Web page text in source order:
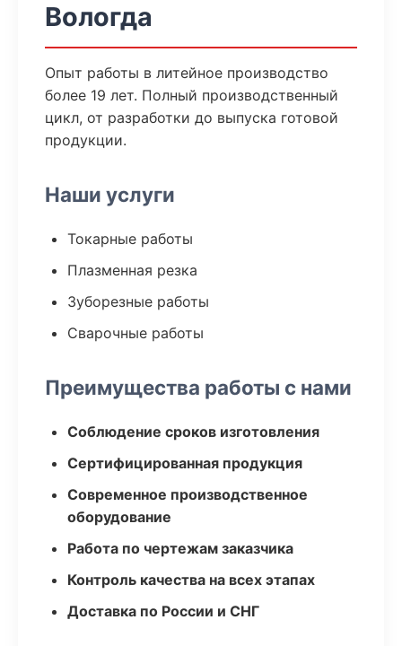
Вологда
Опыт работы в литейное производство
более 19 лет. Полный производственный
цикл, от разработки до выпуска готовой
продукции.
Наши услуги
Токарные работы
Плазменная резка
Зуборезные работы
Сварочные работы
Преимущества работы с нами
Соблюдение сроков изготовления
Сертифицированная продукция
Современное производственное
оборудование
Работа по чертежам заказчика
Контроль качества на всех этапах
Доставка по России и СНГ